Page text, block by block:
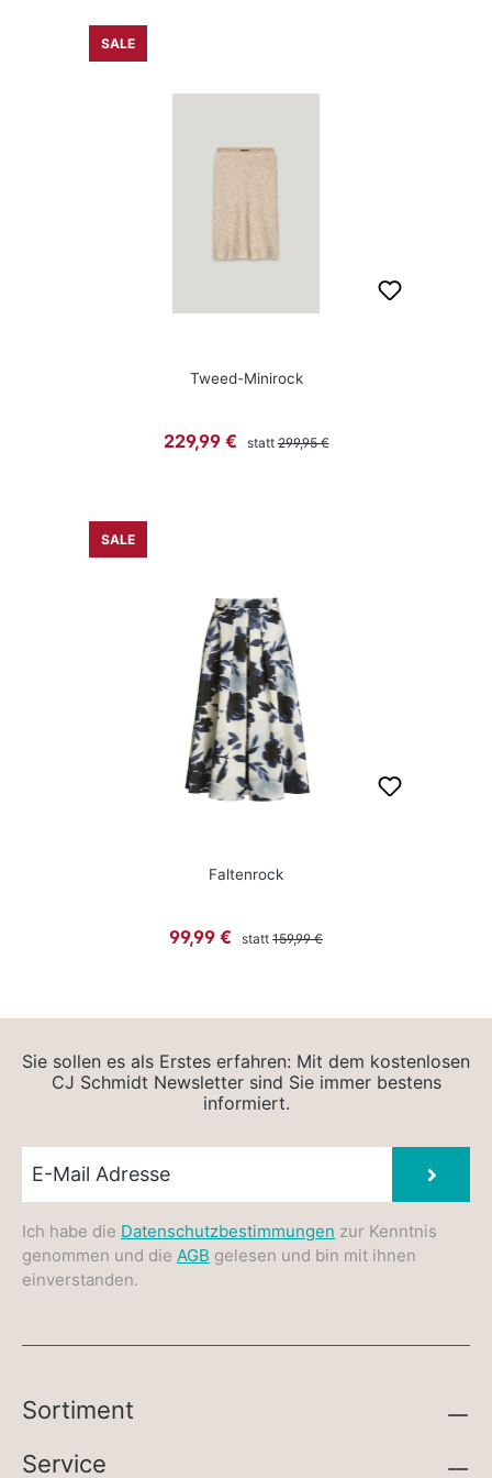
SALE
Tweed-Minirock
Verkaufspreis:
229,99 € stattRegulärer Preis:
299,95 €
SALE
Faltenrock
Verkaufspreis:
99,99 € statt Regulärer Preis:
159,99 €
Sie sollen es als Erstes erfahren: Mit dem kostenlosen
CJ Schmidt Newsletter sind Sie immer bestens
informiert.
Ich habe die Datenschutzbestimmungen zur Kenntnis
genommen und die AGB gelesen und bin mit ihnen
einverstanden.
Sortiment
Service